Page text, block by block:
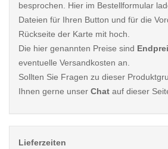
besprochen. Hier im Bestellformular
Dateien für Ihren Button und für die
Rückseite der Karte mit hoch.
Die hier genannten Preise sind
eventuelle Versandkosten an.
Sollten Sie Fragen zu dieser
Ihnen gerne unser Chat auf dieser
Lieferzeiten